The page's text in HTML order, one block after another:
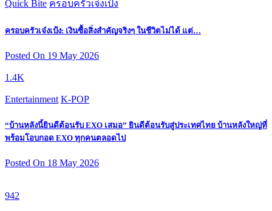
Quick Bite ครอบครัวเจ๋งเป้ง
ครอบครัวเจ๋งเป้ง: เงินซื้อสิ่งสำคัญจริงๆ ในชีวิตไม่ได้ แต่…
Posted On 19 May 2026
1.4K
Entertainment K-POP
“บ้านหลังนี้ยินดีต้อนรับ EXO เสมอ” ยินดีต้อนรับสู่ประเทศไทย บ้านหลังใหญ่ที่
พร้อมโอบกอด EXO ทุกคนตลอดไป
Posted On 18 May 2026
942